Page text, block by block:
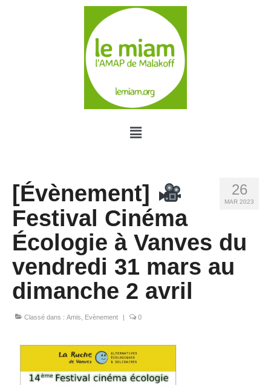
26
MAR 2023
[Évènement]
Festival Cinéma
Écologie à Vanves du
vendredi 31 mars au
dimanche 2 avril
Classé dans : Amis Evènement | 0